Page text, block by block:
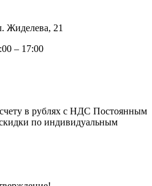
Жиделева, 21
– 17:00
в рублях с НДС Постоянным
по индивидуальным